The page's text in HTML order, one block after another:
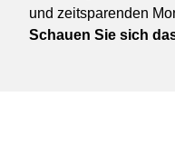
und zeitsparenden
Schauen Sie sich